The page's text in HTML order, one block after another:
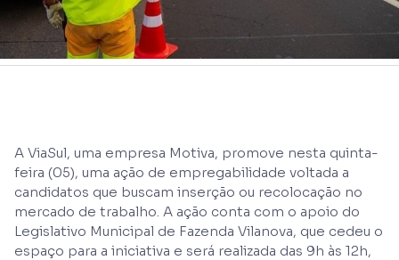
A ViaSul, uma empresa Motiva, promove nesta quinta-
feira (05), uma ação de empregabilidade voltada a
candidatos que buscam inserção ou recolocação no
mercado de trabalho. A ação conta com o apoio do
Legislativo Municipal de Fazenda Vilanova, que cedeu o
espaço para a iniciativa e será realizada das 9h às 12h,